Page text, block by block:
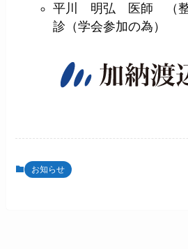
平川 明弘 医師 （
診（学会参加の為）
お知らせ